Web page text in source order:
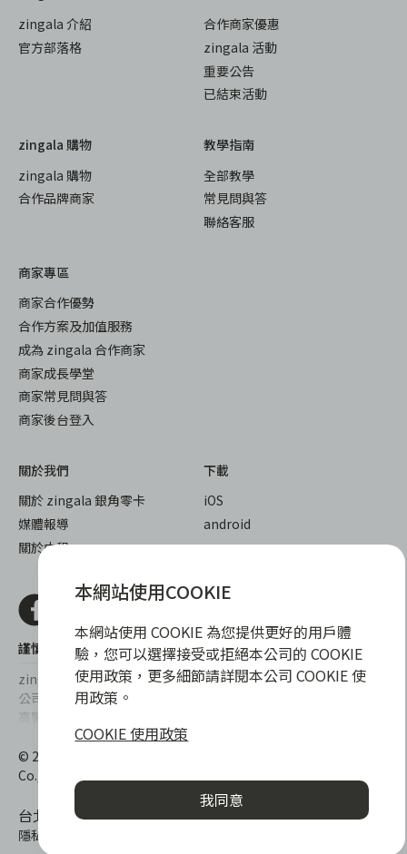
zingala 介紹
官方部落格
合作商家優惠
zingala 活動
重要公告
已結束活動
zingala 購物
zingala 購物
合作品牌商家
教學指南
全部教學
常見問與答
聯絡客服
商家專區
商家合作優勢
合作方案及加值服務
成為 zingala 合作商家
商家成長學堂
商家常見問與答
商家後台登入
關於我們
關於 zingala 銀角零卡
媒體報導
關於中租
下載
iOS
android
謹慎衡量自身財務狀況，理性理財最安心
zingala銀角零卡/仲信資融沒有代辦公司及代辦業務，也未與代辦
公司合作，更不會要求您提供實體銀行提款卡或實體信用卡，請提
高警覺，勿受騙上當！
提醒您，消費前請審慎評估財務狀況，理性理財最安心。總費用年
百分率區間為0%~15.9%，實際費用率，仍以各合作商家提供之商
品或服務為準，且每一案件實際之年百分率仍視其個別產品及分期
往來條件而有所不同，總費用年百分率不等於分期費用率。
© 2022 仲信資融股份有限公司 Chailease Consumer Finance
Co., Ltd. All Rights Reserved.
台北市內湖區內湖路一段392號6F
隱私權保護政策
本網站使用COOKIE
本網站使用 COOKIE 為您提供更好的用戶體
驗，您可以選擇接受或拒絕本公司的 COOKIE
使用政策，更多細節請詳閱本公司 COOKIE 使
用政策。
COOKIE 使用政策
我同意